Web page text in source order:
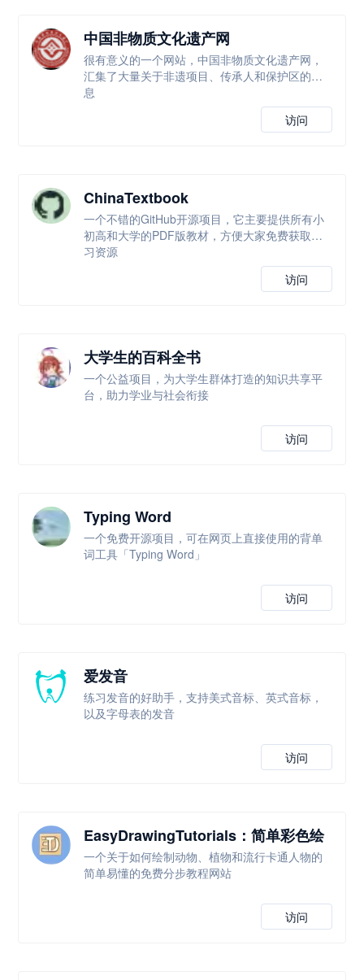
中国非物质文化遗产网
很有意义的一个网站，中国非物质文化遗产网，
汇集了大量关于非遗项目、传承人和保护区的信
息
访问
ChinaTextbook
一个不错的GitHub开源项目，它主要提供所有小
初高和大学的PDF版教材，方便大家免费获取学
习资源
访问
大学生的百科全书
一个公益项目，为大学生群体打造的知识共享平
台，助力学业与社会衔接
访问
Typing Word
一个免费开源项目，可在网页上直接使用的背单
词工具「Typing Word」
访问
爱发音
练习发音的好助手，支持美式音标、英式音标，
以及字母表的发音
访问
EasyDrawingTutorials：简单彩色绘
画教程
一个关于如何绘制动物、植物和流行卡通人物的
简单易懂的免费分步教程网站
访问